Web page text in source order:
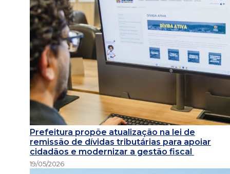
Prefeitura propõe atualização na lei de
remissão de dívidas tributárias para apoiar
cidadãos e modernizar a gestão fiscal
19/05/2026